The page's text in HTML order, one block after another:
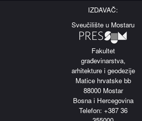
IZDAVAČ:
Sveučilište u Mostaru
Fakultet
građevinarstva,
arhitekture i geodezije
Matice hrvatske bb
88000 Mostar
Bosna i Hercegovina
Telefon: +387 36